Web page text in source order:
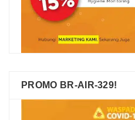
PROMO BR-AIR-329!